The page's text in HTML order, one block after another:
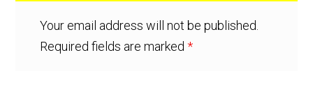
Your email address will not be published.
Required fields are marked*